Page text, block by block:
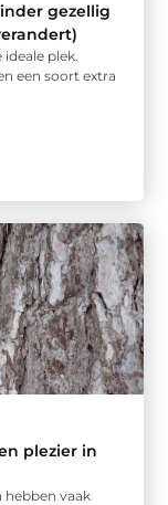
gezellig
plek.
een soort extra
plezier in
hebben vaak